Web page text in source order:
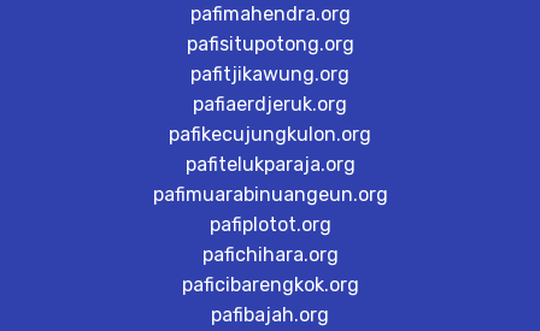
pafimahendra.org
pafisitupotong.org
pafitjikawung.org
pafiaerdjeruk.org
pafikecujungkulon.org
pafitelukparaja.org
pafimuarabinuangeun.org
pafiplotot.org
pafichihara.org
paficibarengkok.org
pafibajah.org